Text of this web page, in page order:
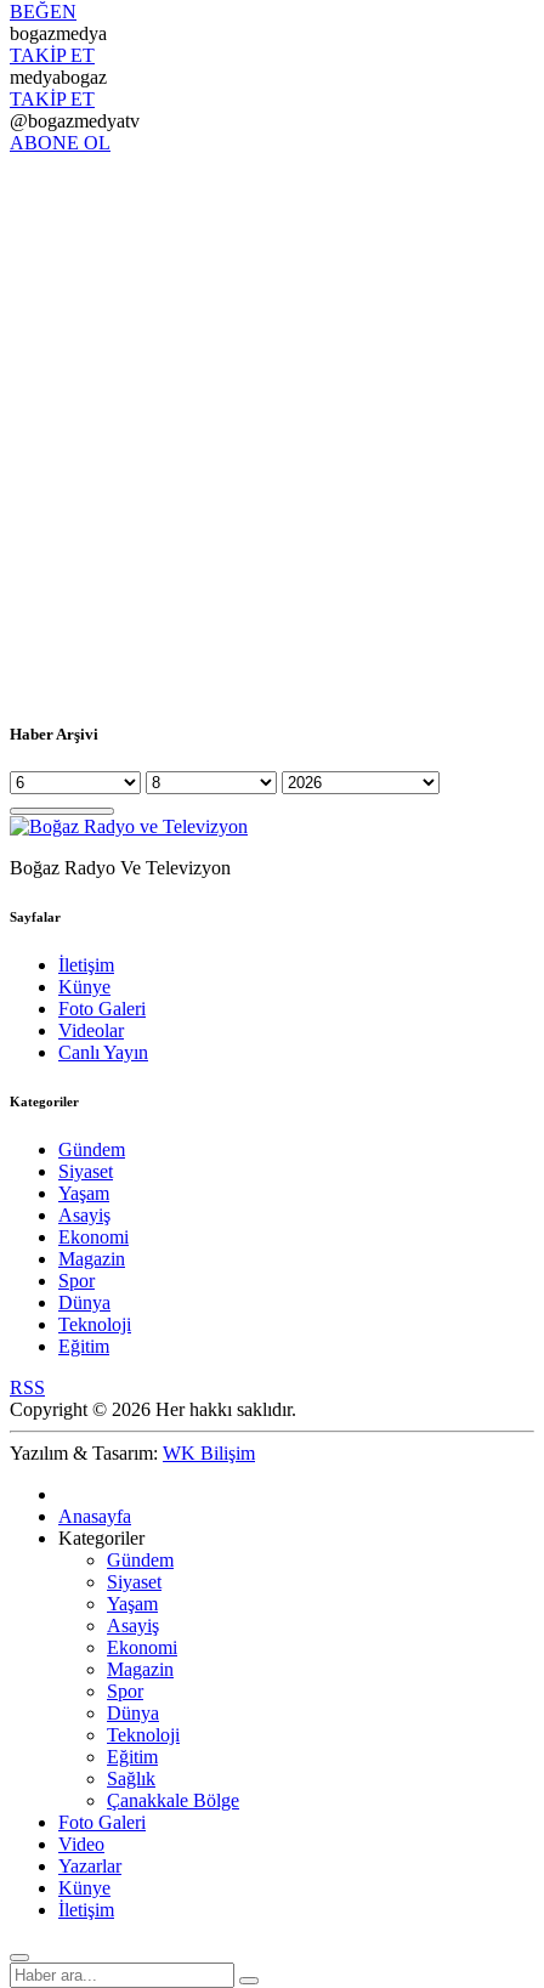
BEĞEN
bogazmedya
TAKİP ET
medyabogaz
TAKİP ET
@bogazmedyatv
ABONE OL
Haber Arşivi
Boğaz Radyo Ve Televizyon
Sayfalar
İletişim
Künye
Foto Galeri
Videolar
Canlı Yayın
Kategoriler
Gündem
Siyaset
Yaşam
Asayiş
Ekonomi
Magazin
Spor
Dünya
Teknoloji
Eğitim
RSS
Copyright © 2026 Her hakkı saklıdır.
Yazılım & Tasarım: WK Bilişim
Anasayfa
Kategoriler
Gündem
Siyaset
Yaşam
Asayiş
Ekonomi
Magazin
Spor
Dünya
Teknoloji
Eğitim
Sağlık
Çanakkale Bölge
Foto Galeri
Video
Yazarlar
Künye
İletişim